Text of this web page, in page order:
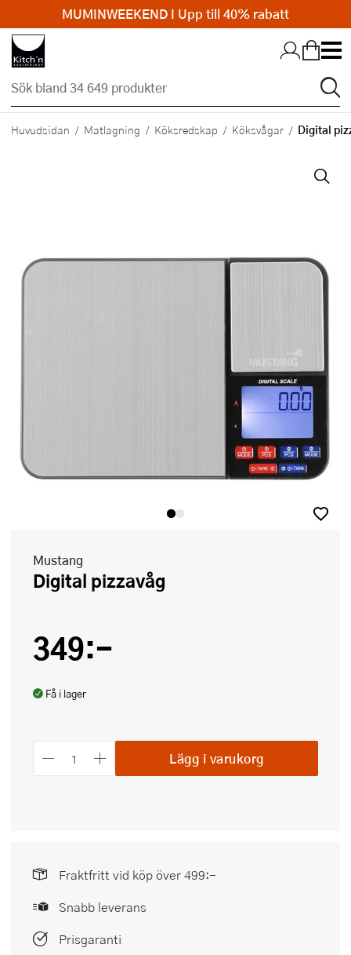
Hopp till huvudinnehållet
Huvudsidan Matlagning Köksredskap Köksvågar Digital
Mustang
Digital pizzavåg
349:-
Få i lager
Lägg i varukorg
Fraktfritt vid köp över 499:-
Snabb leverans
Prisgaranti
MUMINWEEKEND I Upp till 40% rabatt